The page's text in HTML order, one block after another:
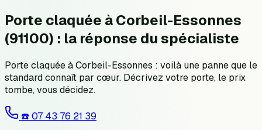
Porte claquée à Corbeil-Essonnes
(91100) : la réponse du spécialiste
Porte claquée à Corbeil-Essonnes : voilà une panne que le
standard connaît par cœur. Décrivez votre porte, le prix
tombe, vous décidez.
☎️07 43 76 21 39